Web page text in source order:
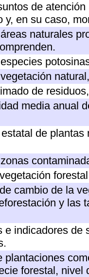
de
y, en su caso,
naturales
de
media anual
de
cambio de la
y las
e indicadores
plantaciones
forestal, nivel